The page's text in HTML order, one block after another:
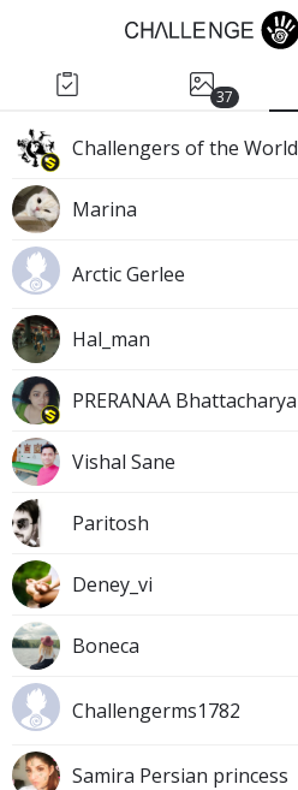
37
Challengers of the World
Marina
Arctic Gerlee
Hal_man
PRERANAA Bhattacharya
Vishal Sane
Paritosh
Deney_vi
Boneca
Challengerms1782
Samira Persian princess